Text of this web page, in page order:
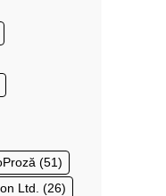
(51)
Ltd. (26)